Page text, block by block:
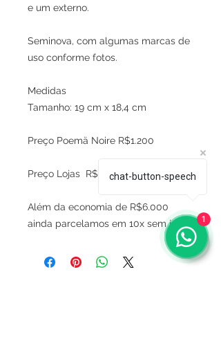
e um externo.
Seminova, com algumas marcas de
uso conforme fotos.
Medidas
Tamanho: 19 cm x 18,4 cm
Preço Poemä Noire R$1.200
Preço Lojas R$7.200
Além da economia de R$6.000
ainda parcelamos em 10x sem juros.
chat-button-speech
1